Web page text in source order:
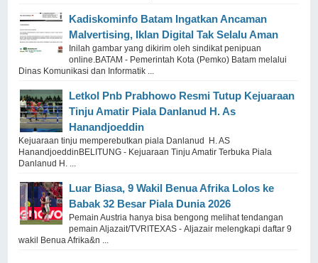
Kadiskominfo Batam Ingatkan Ancaman
Malvertising, Iklan Digital Tak Selalu Aman
Inilah gambar yang dikirim oleh sindikat penipuan
online.BATAM - Pemerintah Kota (Pemko) Batam melalui
Dinas Komunikasi dan Informatik ...
Letkol Pnb Prabhowo Resmi Tutup Kejuaraan
Tinju Amatir Piala Danlanud H. As
Hanandjoeddin
Kejuaraan tinju memperebutkan piala Danlanud H. AS
HanandjoeddinBELITUNG - Kejuaraan Tinju Amatir Terbuka Piala
Danlanud H. ...
Luar Biasa, 9 Wakil Benua Afrika Lolos ke
Babak 32 Besar Piala Dunia 2026
Pemain Austria hanya bisa bengong melihat tendangan
pemain Aljazait/TVRITEXAS - Aljazair melengkapi daftar 9
wakil Benua Afrika&n ...